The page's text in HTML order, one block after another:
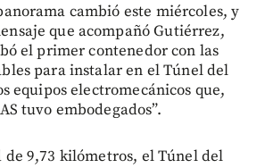
cambió este miércoles, y
que acompañó Gutiérrez,
el primer contenedor con las
para instalar en el Túnel del
equipos electromecánicos que,
tuvo embodegados”.
9,73 kilómetros, el Túnel del